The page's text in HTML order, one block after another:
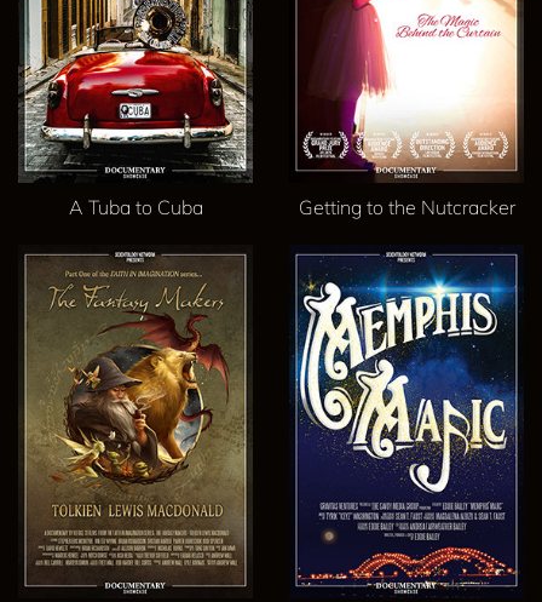
A Tuba to Cuba Getting to the Nutcracker